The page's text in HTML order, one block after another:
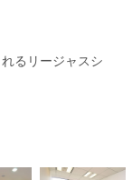
るリージャスシ